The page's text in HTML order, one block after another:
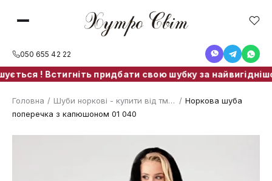
050 655 42 22
! Встигніть придбати свою шубку за найвигіднішою
Головна / Шуби норкові - купити від тм. ХутроСвіт Тисмениця / Норкова шуба
поперечка з капюшоном 01 040